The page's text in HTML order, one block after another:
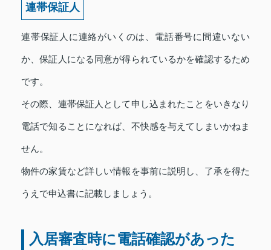
連帯保証人
連帯保証人に連絡がいくのは、電話番号に間違いない
か、保証人になる同意が得られているかを確認するため
です。
その際、連帯保証人として申し込まれたことをいきなり
電話で知ることになれば、不快感を与えてしまいかねま
せん。
物件の家賃など詳しい情報を事前に説明し、了承を得た
うえで申込書に記載しましょう。
入居審査時に電話確認があった